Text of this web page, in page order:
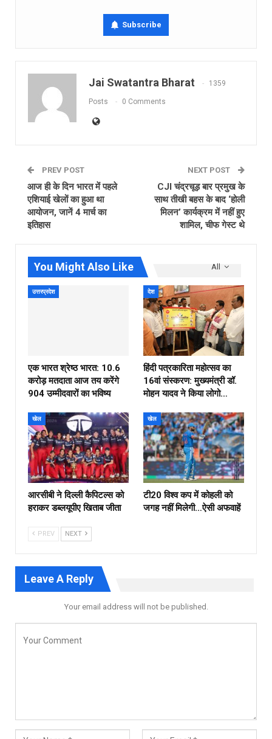
Subscribe
Jai Swatantra Bharat 1359
Posts 0 Comments
PREV POST
आज ही के दिन भारत में पहले
एशियाई खेलों का हुआ था
आयोजन, जानें 4 मार्च का
इतिहास
NEXT POST
CJI चंद्रचूड़ बार प्रमुख के
साथ तीखी बहस के बाद ‘होली
मिलन’ कार्यक्रम में नहीं हुए
शामिल, चीफ गेस्‍ट थे
All
You Might Also Like
उत्तरप्रदेश
एक भारत श्रेष्ठ भारत: 10.6
करोड़ मतदाता आज तय करेंगे
904 उम्मीदवारों का भविष्य
देश
हिंदी पत्रकारिता महोत्सव का
16वां संस्करण: मुख्यमंत्री डॉ.
मोहन यादव ने किया लोगो…
खेल
आरसीबी ने दिल्ली कैपिटल्स को
हराकर डब्लयूपीए खिताब जीता
खेल
टी20 विश्व कप में कोहली को
जगह नहीं मिलेगी…ऐसी अफवाहें
PREV NEXT
Leave A Reply
Your email address will not be published.